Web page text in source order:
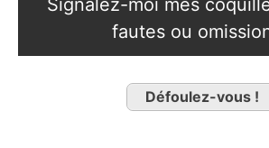
fautes ou
Défoulez-vous !